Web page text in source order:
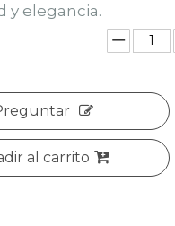
y elegancia.
al carrito